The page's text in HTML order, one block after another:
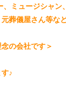
ミュージシャン、
葬儀屋さん等な
の会社です＞
♪